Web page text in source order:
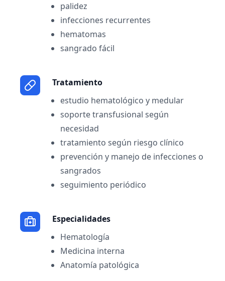
palidez
infecciones recurrentes
hematomas
sangrado fácil
Tratamiento
estudio hematológico y medular
soporte transfusional según
necesidad
tratamiento según riesgo clínico
prevención y manejo de infecciones o
sangrados
seguimiento periódico
Especialidades
Hematología
Medicina interna
Anatomía patológica